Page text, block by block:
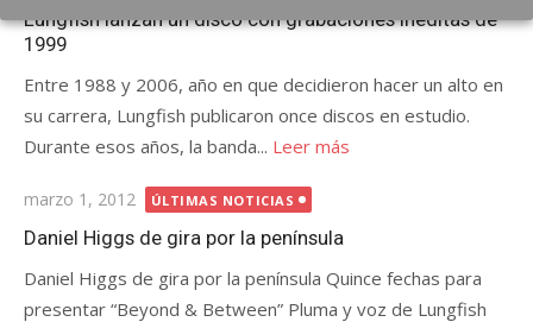
Lungfish lanzan un disco con grabaciones inéditas de
1999
Entre 1988 y 2006, año en que decidieron hacer un alto en
su carrera, Lungfish publicaron once discos en estudio.
Durante esos años, la banda... Leer más
Publicada
el
marzo 1, 2012 ÚLTIMAS NOTICIAS
Daniel Higgs de gira por la península
Daniel Higgs de gira por la península Quince fechas para
presentar “Beyond & Between” Pluma y voz de Lungfish